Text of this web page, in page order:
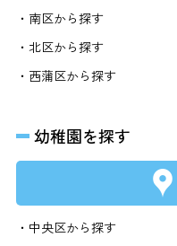
・南区から探す
・北区から探す
・西蒲区から探す
幼稚園を探す
・中央区から探す